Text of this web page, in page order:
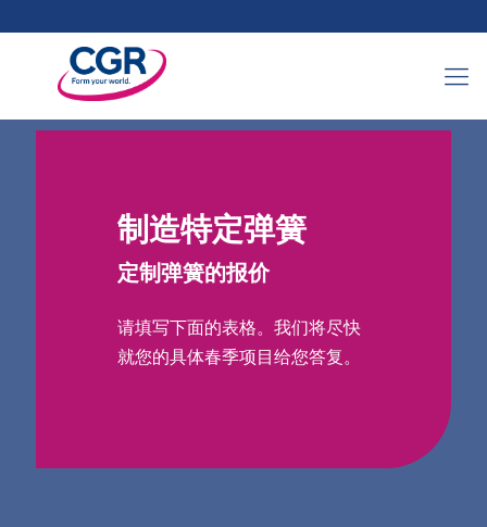
制造特定弹簧
定制弹簧的报价
请填写下面的表格。我们将尽快
就您的具体春季项目给您答复。